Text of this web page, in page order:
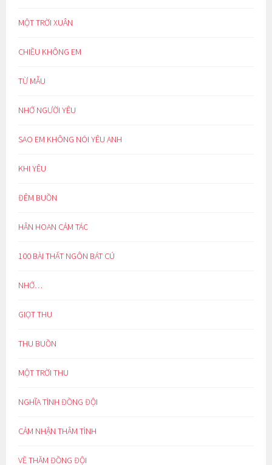
MỘT TRỜI XUÂN
CHIỀU KHÔNG EM
TỪ MẪU
NHỚ NGƯỜI YÊU
SAO EM KHÔNG NÓI YÊU ANH
KHI YÊU
ĐÊM BUỒN
HÂN HOAN CẢM TÁC
100 BÀI THẤT NGÔN BÁT CÚ
NHỚ…
GIỌT THU
THU BUỒN
MỘT TRỜI THU
NGHĨA TÌNH ĐỒNG ĐỘI
CẢM NHẬN THÂM TÌNH
VỀ THĂM ĐỒNG ĐỘI